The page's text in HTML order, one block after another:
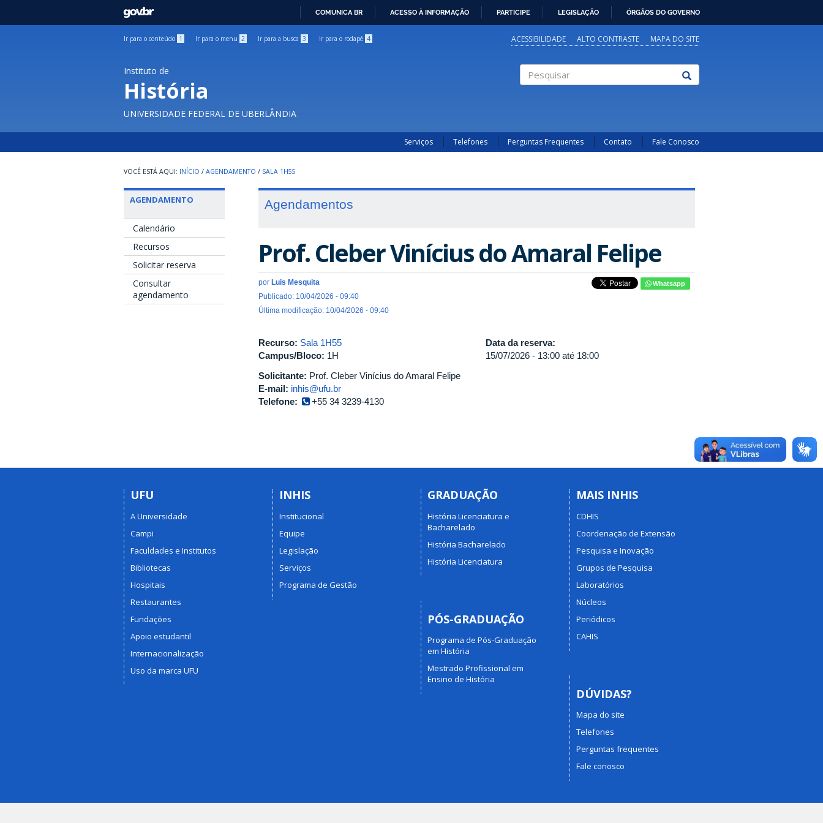
GOVBR
COMUNICA BR ACESSO À INFORMAÇÃO PARTICIPE LEGISLAÇÃO ÓRGÃOS DO GOVERNO
Ir para o conteúdo 1 Ir para o menu 2 Ir para a busca 3 Ir para o rodapé 4 ACESSIBILIDADE ALTO CONTRASTE MAPA DO SITE
Instituto de
História
UNIVERSIDADE FEDERAL DE UBERLÂNDIA
Serviços Telefones Perguntas Frequentes Contato Fale Conosco
INÍCIO / AGENDAMENTO / SALA 1H55
AGENDAMENTO
Calendário
Recursos
Solicitar reserva
Consultar
agendamento
Agendamentos
Prof. Cleber Vinícius do Amaral Felipe
por Luis Mesquita
Publicado: 10/04/2026 - 09:40
Última modificação: 10/04/2026 - 09:40
Whatsapp
Recurso: Sala 1H55
Campus/Bloco: 1H
Solicitante: Prof. Cleber Vinícius do Amaral Felipe
E-mail: inhis@ufu.br
Telefone:
+55 34 3239-4130
Data da reserva:
15/07/2026 - 13:00 até 18:00
UFU
A Universidade
Campi
Faculdades e Institutos
Bibliotecas
Hospitais
Restaurantes
Fundações
Apoio estudantil
Internacionalização
Uso da marca UFU
INHIS
Institucional
Equipe
Legislação
Serviços
Programa de Gestão
GRADUAÇÃO
História Licenciatura e
Bacharelado
História Bacharelado
História Licenciatura
PÓS-GRADUAÇÃO
Programa de Pós-Graduação
em História
Mestrado Profissional em
Ensino de História
MAIS INHIS
CDHIS
Coordenação de Extensão
Pesquisa e Inovação
Grupos de Pesquisa
Laboratórios
Núcleos
Periódicos
CAHIS
DÚVIDAS?
Mapa do site
Telefones
Perguntas frequentes
Fale conosco